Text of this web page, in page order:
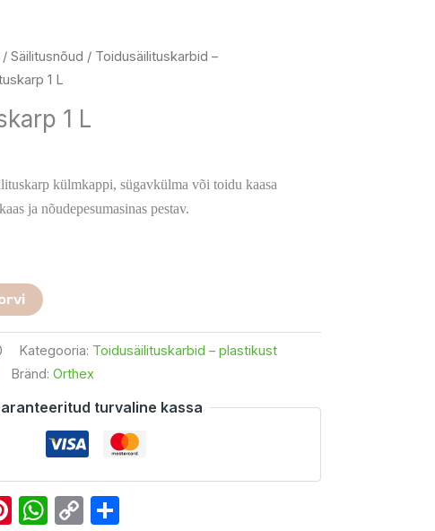
/ Säilitusnõud / Toidusäilituskarbid –
1 L
1 L
külmkappi, sügavkülma või toidu kaasa
ja nõudepesumasinas pestav.
Kategooria: Toidusäilituskarbid – plastikust
Bränd: Orthex
turvaline kassa
Pinterest
WhatsApp
CopyShare